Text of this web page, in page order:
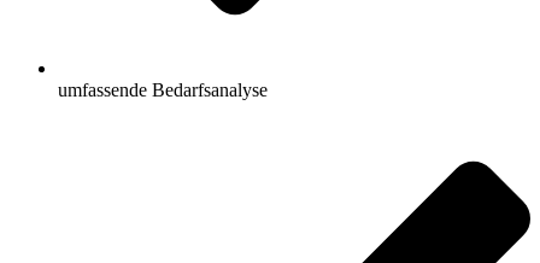
umfassende Bedarfsanalyse